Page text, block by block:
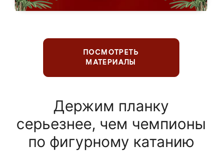
ПОСМОТРЕТЬ
МАТЕРИАЛЫ
Держим планку
серьезнее, чем чемпионы
по фигурному катанию